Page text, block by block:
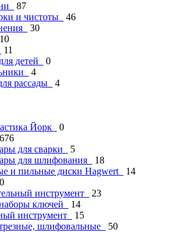
87
и чистоты
46
30
10
11
детей
0
4
рассады
4
Йорк
0
676
для сварки
5
для шлифования
18
и пильные диски Hagwert
14
инструмент
23
ключей
14
инструмент
15
шлифовальные
50